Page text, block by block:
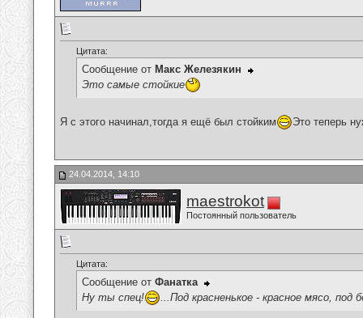
Цитата:
Сообщение от Макс Железякин
Это самые стойкие
Я с этого начинал,тогда я ещё был стойким Это теперь
24.04.2014, 14:10
maestrokot
Постоянный пользователь
Цитата:
Сообщение от Фанатка
Ну ты спец!
...Под красненькое - красное мясо,